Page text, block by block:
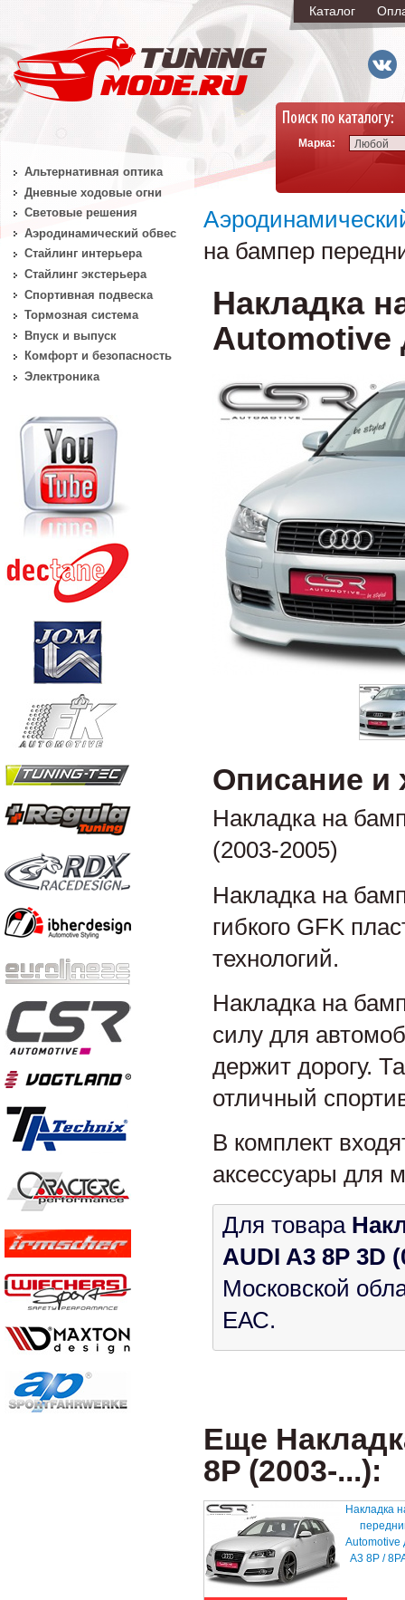
Каталог
Марка: Любой
на бампер
Накладка
Automotive
Описание и
Накладка на
(2003-2005)
Накладка на
гибкого GFK
технологий.
Накладка на
силу для
держит дорогу.
отличный
В комплект
аксессуары для
Для товара
AUDI A3 8P 3D
Московской
ЕАС.
Еще
8P (2003-...):
Накладка
Automotive
A3 8P /
Альтернативная оптика
Дневные ходовые огни
Световые решения
Аэродинамический обвес
Стайлинг интерьера
Стайлинг экстерьера
Спортивная подвеска
Тормозная система
Впуск и выпуск
Комфорт и безопасность
Электроника